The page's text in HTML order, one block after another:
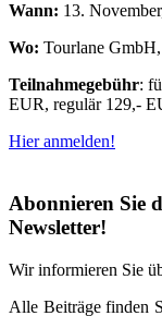
Wann: 13.
Wo: Tourlane
Teilnahmegebühr:
EUR, regulär 129,-
Hier anmelden!
Abonnieren Sie
Newsletter!
Wir informieren Sie
Alle Beiträge finden